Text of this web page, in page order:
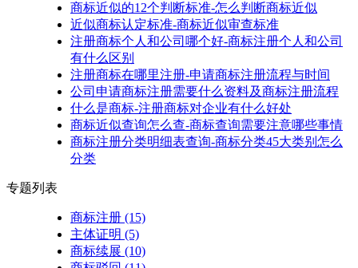
商标近似的12个判断标准-怎么判断商标近似
近似商标认定标准-商标近似审查标准
注册商标个人和公司哪个好-商标注册个人和公司
有什么区别
注册商标在哪里注册-申请商标注册流程与时间
公司申请商标注册需要什么资料及商标注册流程
什么是商标-注册商标对企业有什么好处
商标近似查询怎么查-商标查询需要注意哪些事情
商标注册分类明细表查询-商标分类45大类别怎么
分类
专题列表
商标注册 (15)
主体证明 (5)
商标续展 (10)